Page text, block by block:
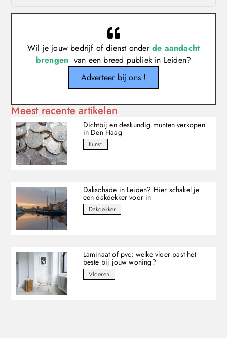
Wil je jouw bedrijf of dienst onderde aandacht
brengen van een breed publiek in Leiden?
Adverteer bij ons !
Meest recente artikelen
Dichtbij en deskundig munten verkopen
in Den Haag
Kunst
Dakschade in Leiden? Hier schakel je
een dakdekker voor in
Dakdekker
Laminaat of pvc: welke vloer past het
beste bij jouw woning?
Vloeren